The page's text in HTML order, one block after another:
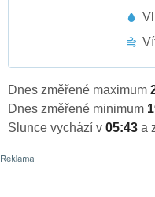
Dnes změřené maximum
Dnes změřené minimum
Slunce vychází v 05:43 a